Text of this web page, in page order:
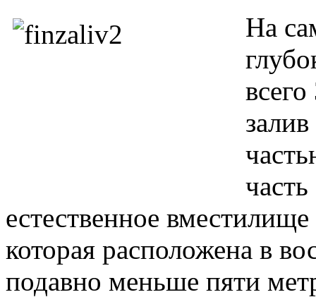
На
естественное
которая расположена в
подавно меньше пяти